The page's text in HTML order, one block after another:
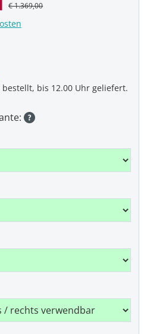
€ 1.369,00
bestellt, bis 12.00 Uhr geliefert.